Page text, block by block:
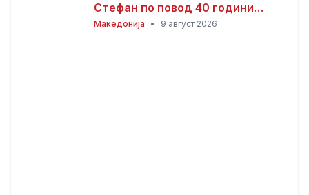
Стефан по повод 40 години
монашки живот – порача дека
Македонија • 9 август 2026